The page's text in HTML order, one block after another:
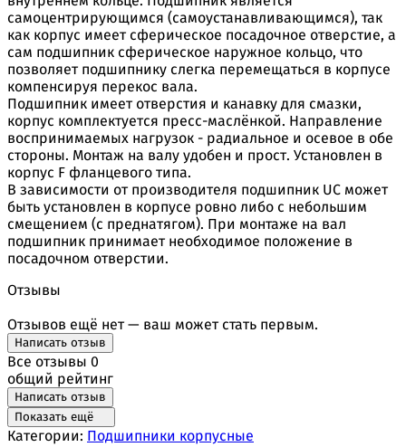
самоцентрирующимся (самоустанавливающимся), так
как корпус имеет сферическое посадочное отверстие, а
сам подшипник сферическое наружное кольцо, что
позволяет подшипнику слегка перемещаться в корпусе
компенсируя перекос вала.
Подшипник имеет отверстия и канавку для смазки,
корпус комплектуется пресс-маслёнкой. Направление
воспринимаемых нагрузок - радиальное и осевое в обе
стороны. Монтаж на валу удобен и прост. Установлен в
корпус F фланцевого типа.
В зависимости от производителя подшипник UC может
быть установлен в корпусе ровно либо с небольшим
смещением (с преднатягом). При монтаже на вал
подшипник принимает необходимое положение в
посадочном отверстии.
Отзывы
Отзывов ещё нет — ваш может стать первым.
Написать отзыв
Все отзывы 0
общий рейтинг
Написать отзыв
Показать ещё
Категории: Подшипники корпусные